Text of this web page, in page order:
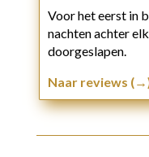
Voor het eerst in
nachten achter
doorgeslapen.
Naar reviews